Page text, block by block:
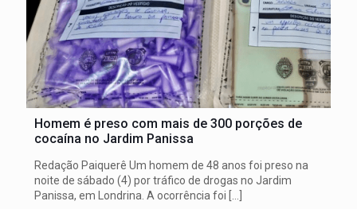
Homem é preso com mais de 300 porções de
cocaína no Jardim Panissa
Redação Paiquerê Um homem de 48 anos foi preso na
noite de sábado (4) por tráfico de drogas no Jardim
Panissa, em Londrina. A ocorrência foi